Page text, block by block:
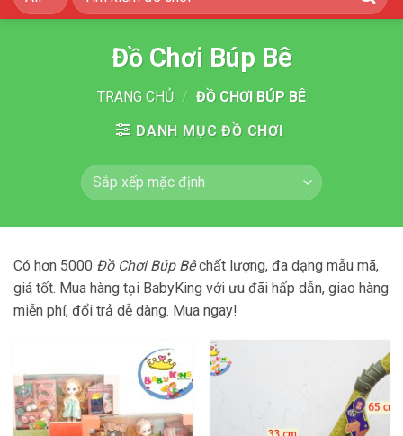
kiếm:
Đồ Chơi Búp Bê
TRANG CHỦ / ĐỒ CHƠI BÚP BÊ
DANH MỤC ĐỒ CHƠI
Có hơn 5000 Đồ Chơi Búp Bêchất lượng, đa dạng mẫu mã,
giá tốt. Mua hàng tại BabyKing với ưu đãi hấp dẫn, giao hàng
miễn phí, đổi trả dễ dàng. Mua ngay!